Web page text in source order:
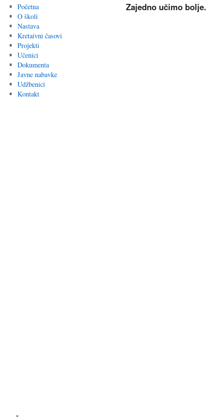
Početna
O školi
Nastava
Kretaivni časovi
Projekti
Učenici
Dokumenta
Javne nabavke
Udžbenici
Kontakt
Zajedno učimo bolje.